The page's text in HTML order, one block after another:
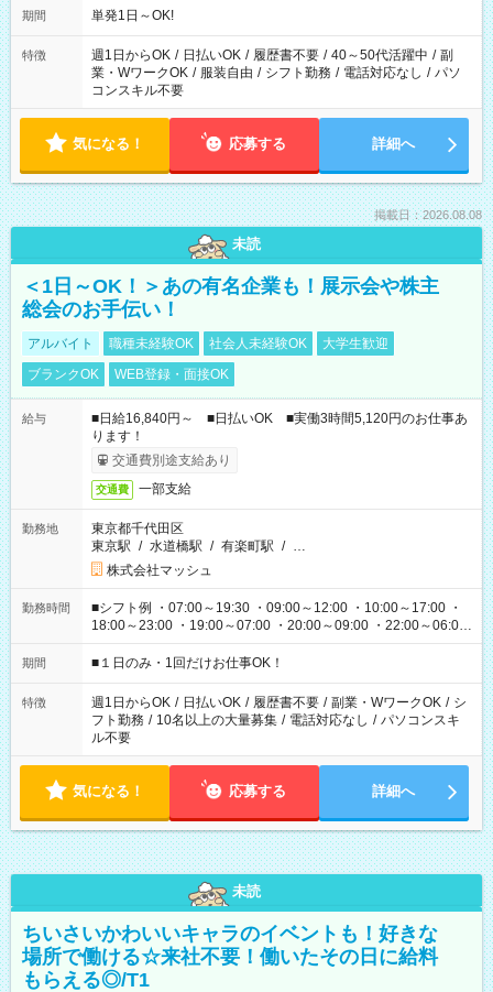
期間 単発1日～OK!
特徴 週1日からOK / 日払いOK / 履歴書不要 / 40～50代活躍中 / 副
業・WワークOK / 服装自由 / シフト勤務 / 電話対応なし / パソ
コンスキル不要
気になる！ 応募する 詳細へ
掲載日：2026.08.08
未読
＜1日～OK！＞あの有名企業も！展示会や株主
総会のお手伝い！
アルバイト 職種未経験OK 社会人未経験OK
大学生歓迎
ブランクOK
WEB登録・面接OK
給与
■日給16,840円～ ■日払いOK ■実働3時間5,120円のお仕事あ
ります！
交通費別途支給あり
交通費 一部支給
勤務地
東京都千代田区
東京駅 / 水道橋駅 / 有楽町駅 / …
株式会社マッシュ
勤務時間
■シフト例 ・07:00～19:30 ・09:00～12:00 ・10:00～17:00 ・
18:00～23:00 ・19:00～07:00 ・20:00～09:00 ・22:00～06:00
etc ★最短で3時間で5,120円のお仕事から 15時間で2万円近く稼
げるお仕事も！ ご希望のお時間に合わせてご紹介！ ※シフトは
ください！
期間 ■１日のみ・1回だけお仕事OK！
特徴 週1日からOK / 日払いOK / 履歴書不要 / 副業・WワークOK / シ
フト勤務 / 10名以上の大量募集 / 電話対応なし / パソコンスキ
ル不要
気になる！ 応募する 詳細へ
未読
ちいさいかわいいキャラのイベントも！好きな
場所で働ける☆来社不要！働いたその日に給料
もらえる◎/T1